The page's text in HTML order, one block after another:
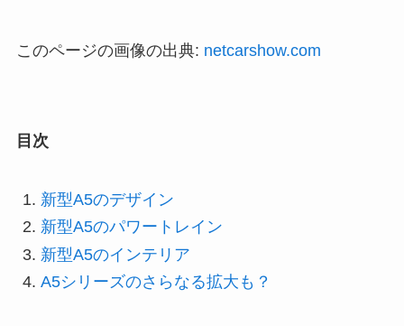
このページの画像の出典: netcarshow.com
目次
新型A5のデザイン
新型A5のパワートレイン
新型A5のインテリア
A5シリーズのさらなる拡大も？